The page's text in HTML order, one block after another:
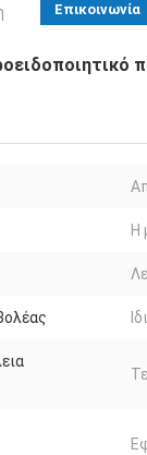
Επικοινωνία
Η